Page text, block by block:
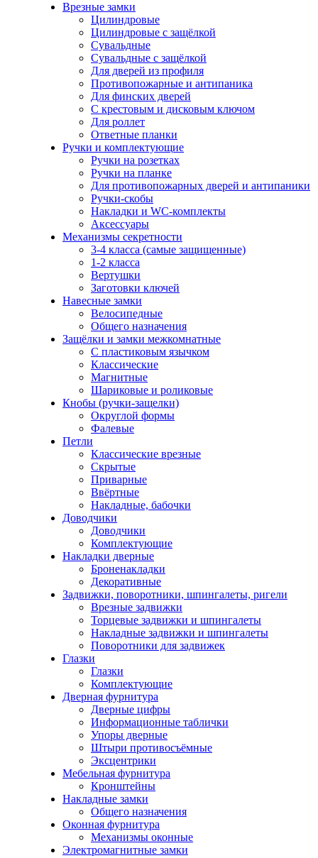
Врезные замки
Цилиндровые
Цилиндровые с защёлкой
Сувальдные
Сувальдные с защёлкой
Для дверей из профиля
Противопожарные и антипаника
Для финских дверей
С крестовым и дисковым ключом
Для роллет
Ответные планки
Ручки и комплектующие
Ручки на розетках
Ручки на планке
Для противопожарных дверей и антипаники
Ручки-скобы
Накладки и WC-комплекты
Аксессуары
Механизмы секретности
3-4 класса (самые защищенные)
1-2 класса
Вертушки
Заготовки ключей
Навесные замки
Велосипедные
Общего назначения
Защёлки и замки межкомнатные
С пластиковым язычком
Классические
Магнитные
Шариковые и роликовые
Кнобы (ручки-защелки)
Округлой формы
Фалевые
Петли
Классические врезные
Скрытые
Приварные
Ввёртные
Накладные, бабочки
Доводчики
Доводчики
Комплектующие
Накладки дверные
Броненакладки
Декоративные
Задвижки, поворотники, шпингалеты, ригели
Врезные задвижки
Торцевые задвижки и шпингалеты
Накладные задвижки и шпингалеты
Поворотники для задвижек
Глазки
Глазки
Комплектующие
Дверная фурнитура
Дверные цифры
Информационные таблички
Упоры дверные
Штыри противосъёмные
Эксцентрики
Мебельная фурнитура
Кронштейны
Накладные замки
Общего назначения
Оконная фурнитура
Механизмы оконные
Электромагнитные замки